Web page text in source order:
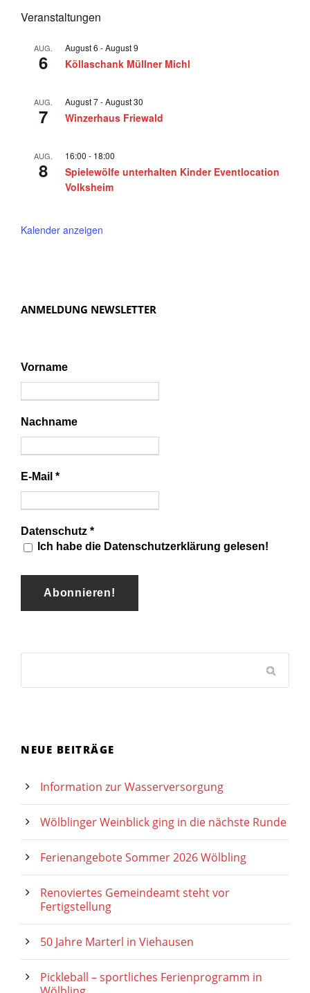
Veranstaltungen
AUG.
6
August 6 -August 9
Köllaschank Müllner Michl
AUG.
7
August 7-August 30
Winzerhaus Friewald
AUG.
8
16:00 - 18:00
Spielewölfe unterhalten Kinder Eventlocation
Volksheim
Kalender anzeigen
ANMELDUNG NEWSLETTER
Vorname
Nachname
E-Mail *
Datenschutz *
Ich habe die Datenschutzerklärung gelesen!
NEUE BEITRÄGE
Information zur Wasserversorgung
Wölblinger Weinblick ging in die nächste Runde
Ferienangebote Sommer 2026 Wölbling
Renoviertes Gemeindeamt steht vor
Fertigstellung
50 Jahre Marterl in Viehausen
Pickleball – sportliches Ferienprogramm in